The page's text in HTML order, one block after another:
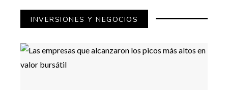
INVERSIONES Y NEGOCIOS